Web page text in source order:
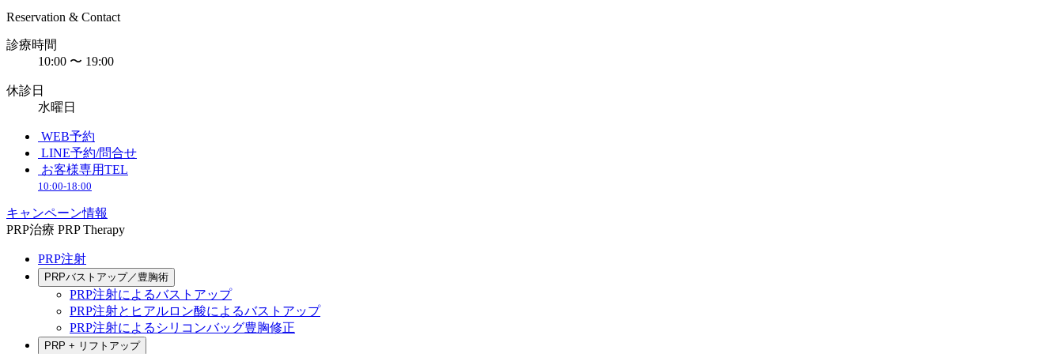
Reservation & Contact
診療時間
10:00 〜 19:00
休診日
水曜日
WEB予約
LINE予約/問合せ
お客様専用TEL
10:00-18:00
キャンペーン情報
PRP治療 PRP Therapy
PRP注射
PRPバストアップ／豊胸術
PRP注射によるバストアップ
PRP注射とヒアルロン酸によるバストアップ
PRP注射によるシリコンバッグ豊胸修正
PRP + リフトアップ